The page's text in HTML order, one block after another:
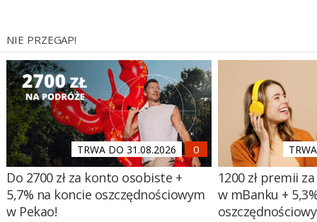
NIE PRZEGAP!
TRWA DO 31.08.2026
Do 2700 zł za konto osobiste +
5,7% na koncie oszczędnościowym
w Pekao!
1200 zł premii
w mBanku +